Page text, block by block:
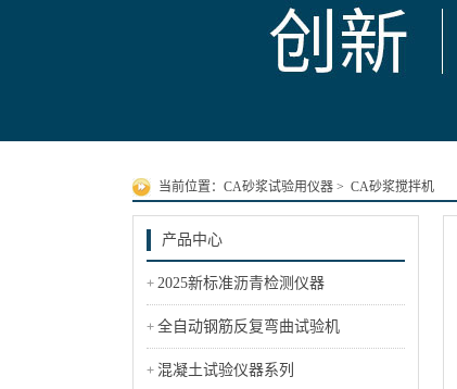
当前位置： CA砂浆试验用仪器 > CA砂浆搅拌机
产品中心
2025新标准沥青检测仪器
全自动钢筋反复弯曲试验机
混凝土试验仪器系列